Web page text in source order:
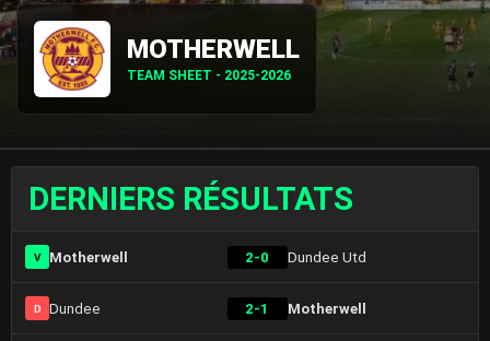
MOTHERWELL
TEAM SHEET - 2025-2026
DERNIERS RÉSULTATS
V Motherwell 2-0 Dundee Utd
D Dundee 2-1 Motherwell